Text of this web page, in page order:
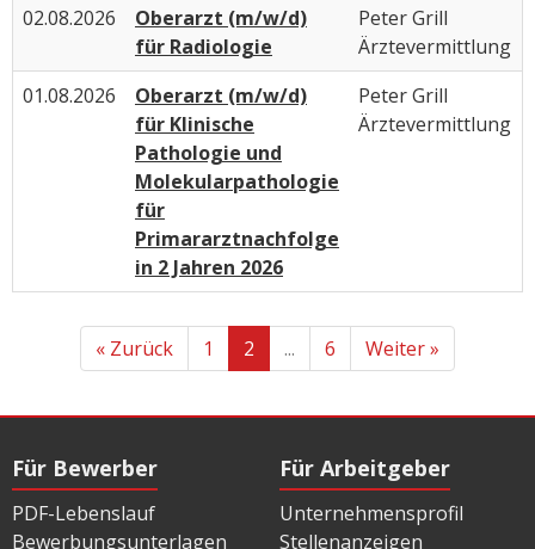
02.08.2026
Oberarzt (m/w/d)
für Radiologie
Peter Grill
Ärztevermittlung
01.08.2026
Oberarzt (m/w/d)
für Klinische
Pathologie und
Molekularpathologie
für
Primararztnachfolge
in 2 Jahren 2026
Peter Grill
Ärztevermittlung
« Zurück 1 2 ... 6 Weiter »
Für Bewerber
PDF-Lebenslauf
Bewerbungsunterlagen
Für Arbeitgeber
Unternehmensprofil
Stellenanzeigen